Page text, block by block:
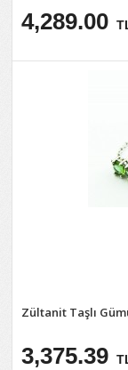
4,289.00
Zültanit Taşlı
3,375.39